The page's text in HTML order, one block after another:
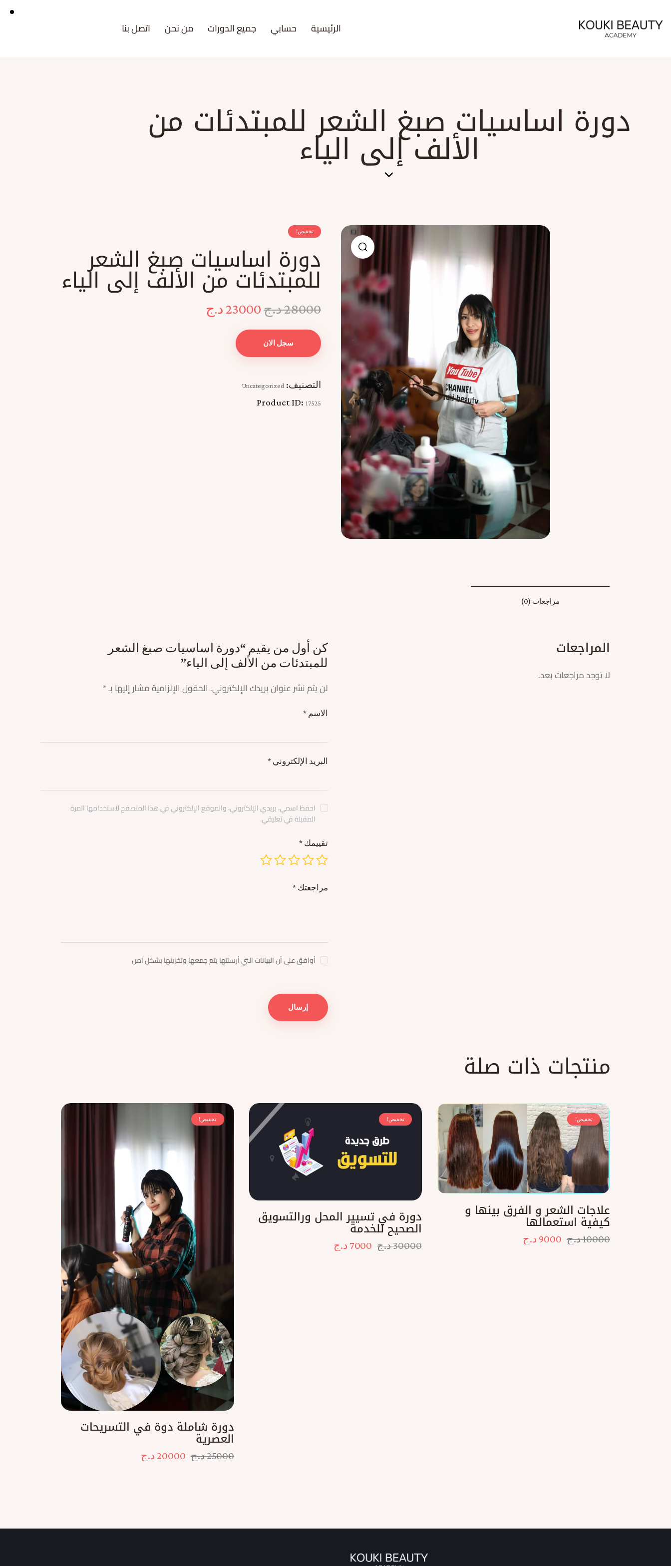
الرئيسية حسابي جميع الدورات من نحن اتصل بنا
دورة اساسيات صبغ الشعر للمبتدئات من
الألف إلى الياء
تخفيض!
دورة اساسيات صبغ الشعر
للمبتدئات من الألف إلى الياء
28000د.ج23000د.ج
سجل الان
التصنيف: Uncategorized
Product ID: 17525
مراجعات (0)
المراجعات
لا توجد مراجعات بعد.
كن أول من يقيم “دورة اساسيات صبغ الشعر
للمبتدئات من الألف إلى الياء”
لن يتم نشر عنوان بريدك الإلكتروني. الحقول الإلزامية مشار إليها بـ*
الاسم *
البريد الإلكتروني *
احفظ اسمي، بريدي الإلكتروني، والموقع الإلكتروني في هذا المتصفح لاستخدامها المرة
المقبلة في تعليقي.
تقييمك *
مراجعتك *
أوافق على أن البيانات التي أرسلتها يتم جمعها وتخزينها بشكل آمن
منتجات ذات صلة
تخفيض!
علاجات الشعر و الفرق بينها و
كيفية استعمالها
10000د.ج 9000 د.ج
تخفيض!
دورة في تسيير المحل ورالتسويق
الصحيح للخدمة
30000د.ج 7000 د.ج
تخفيض!
دورة شاملة دوة في التسريحات
العصرية
25000د.ج 20000 د.ج